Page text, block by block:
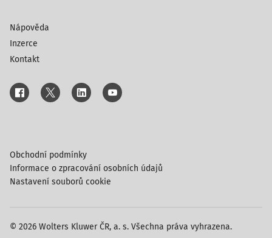
Nápověda
Inzerce
Kontakt
© 2026 Wolters Kluwer ČR, a. s. Všechna práva vyhrazena.
Obchodní podmínky
Informace o zpracování osobních údajů
Nastavení souborů cookie